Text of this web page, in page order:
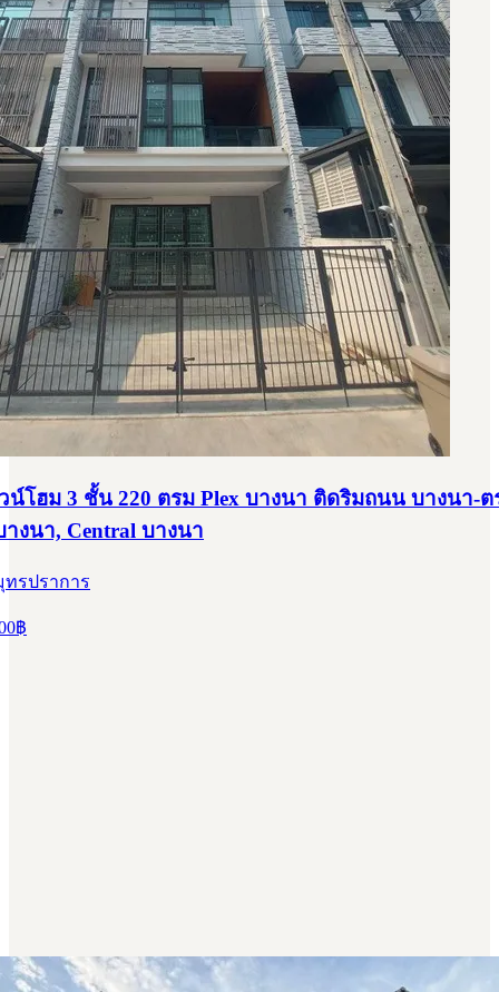
น์โฮม 3 ชั้น 220 ตรม Plex บางนา ติดริมถนน บางนา-ต
างนา, Central บางนา
ทรปราการ
฿